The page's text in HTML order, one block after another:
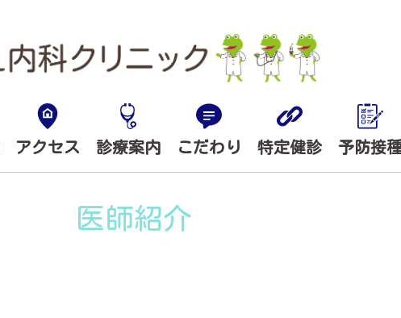
アクセス 診療案内 こだわり 特定健診 予防接
医師紹介